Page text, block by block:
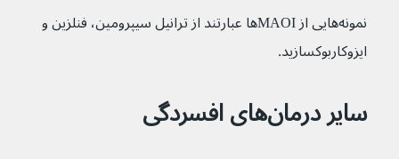
نمونه‌هایی از MAOIها عبارتند از ترانیل سیپرومین، فنلزین و
ایزوکاربوکسازید.
سایر درمان‌های افسردگی